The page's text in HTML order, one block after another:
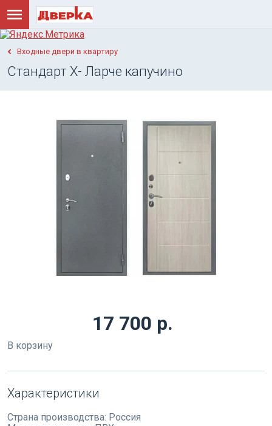
Входные двери в квартиру
Стандарт Х- Ларче капучино
17 700 р.
В корзину
Характеристики
Страна производства: Россия